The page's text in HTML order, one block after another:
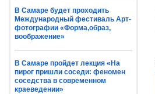
В Самаре будет проходить
Международный фестиваль Арт-
фотографии «Форма,образ,
воображение»
В Самаре пройдет лекция «На
пирог пришли соседи: феномен
соседства в современном
краеведении»